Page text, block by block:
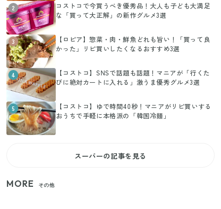
2
コストコで今買うべき優秀品！大人も子ども大満足
な「買って大正解」の新作グルメ3選
3
【ロピア】惣菜・肉・鮮魚どれも旨い！「買って良
かった」リピ買いしたくなるおすすめ3選
4
【コストコ】SNSで話題も話題！マニアが「行くた
びに絶対カートに入れる」激うま優秀グルメ3選
5
【コストコ】ゆで時間40秒！マニアがリピ買いする
おうちで手軽に本格派の「韓国冷麺」
スーパーの記事を見る
MORE その他